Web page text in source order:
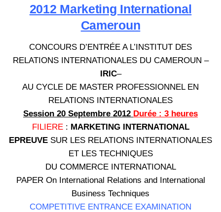
2012 Marketing International
Cameroun
CONCOURS D’ENTRÉE A L’INSTITUT DES
RELATIONS INTERNATIONALES DU CAMEROUN –
IRIC–
AU CYCLE DE MASTER PROFESSIONNEL EN
RELATIONS INTERNATIONALES
Session 20 Septembre 2012 Durée : 3 heures
FILIERE: MARKETING INTERNATIONAL
EPREUVE SUR LES RELATIONS INTERNATIONALES
ET LES TECHNIQUES
DU COMMERCE INTERNATIONAL
PAPER On International Relations and International
Business Techniques
COMPETITIVE ENTRANCE EXAMINATION